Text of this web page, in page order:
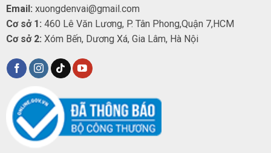
Email: xuongdenvai@gmail.com
Cơ sở 1: 460 Lê Văn Lương, P. Tân Phong,Quận 7,HCM
Cơ sở 2: Xóm Bến, Dương Xá, Gia Lâm, Hà Nội